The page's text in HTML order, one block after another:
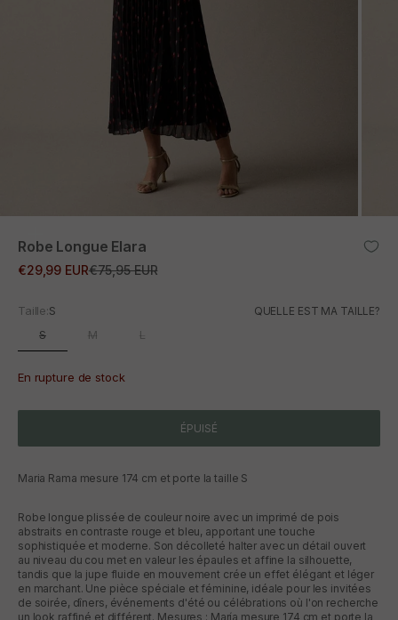
Robe Longue Elara
Prix promotionnel
€29,99 EURPrix normal
€75,95 EUR
Taille:S QUELLE EST MA TAILLE?
S M L
En rupture de stock
ÉPUISÉ
Maria Rama mesure 174 cm et porte la taille S
Robe longue plissée de couleur noire avec un imprimé de pois
abstraits en contraste rouge et bleu, apportant une touche
sophistiquée et moderne. Son décolleté halter avec un détail ouvert
au niveau du cou met en valeur les épaules et affine la silhouette,
tandis que la jupe fluide en mouvement crée un effet élégant et léger
en marchant. Une pièce spéciale et féminine, idéale pour les invitées
de soirée, dîners, événements d'été ou célébrations où l'on recherche
un look raffiné et différent. Mesures : María mesure 174 cm et porte la